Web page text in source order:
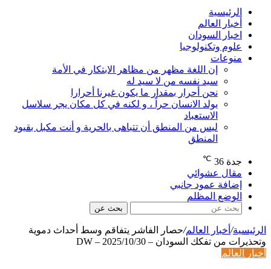
الرئيسية
أخبار العالم
اخبار السودان
علوم وتكنولوجيا
منوعات
إن اللغة مظهر من مظاهر الابتكار في الأمة
سيد نفسه من لا سيد له
نحن أحرار بمقدار ما يكون غيرنا أحرارا
يولد الانسان حراً ، و لكنه في كل مكان يجر سلاسل
الاستعباد
ليس من المنطق أن تتباهى بالحرية و أنت مكبل بقيود
المنطق
جدة 36
℃
مقال عشوائي
إضافة عمود جانبي
الوضع المظلم
بحث عن
الرئيسية/ أخبار العالم/حصار الفاشر يتفاقم وسط أحداث دموية
وتحذيرات من تفكك السودان – DW – 2025/10/30
أخبار العالم